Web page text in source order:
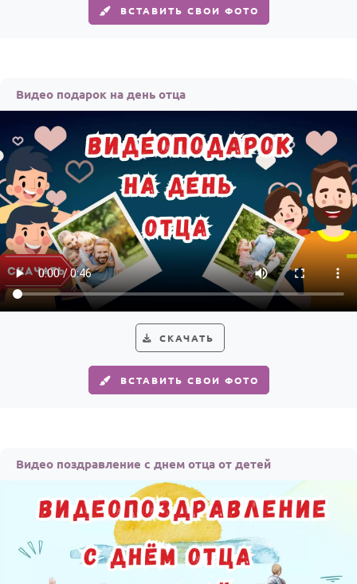
ВСТАВИТЬ СВОИ ФОТО
Видео подарок на день отца
СКАЧАТЬ
ВСТАВИТЬ СВОИ ФОТО
Видео поздравление с днем отца от детей